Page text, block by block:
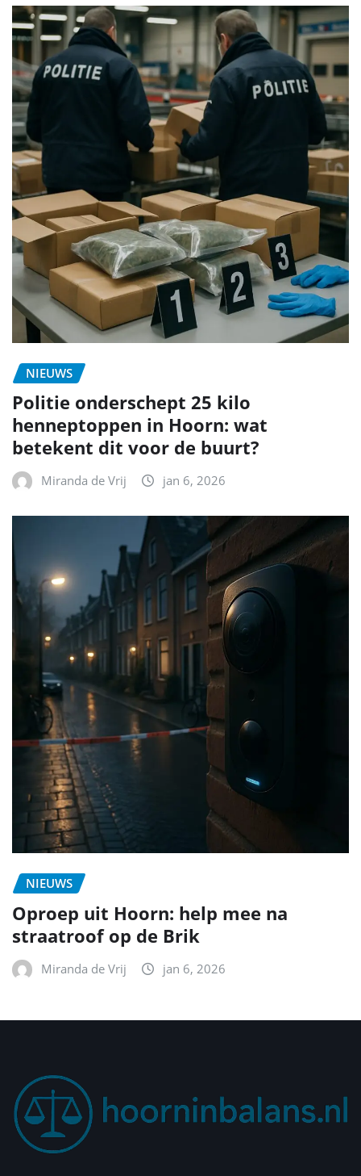
NIEUWS
Politie onderschept 25 kilo
henneptoppen in Hoorn: wat
betekent dit voor de buurt?
Miranda de Vrij jan 6, 2026
NIEUWS
Oproep uit Hoorn: help mee na
straatroof op de Brik
Miranda de Vrij jan 6, 2026